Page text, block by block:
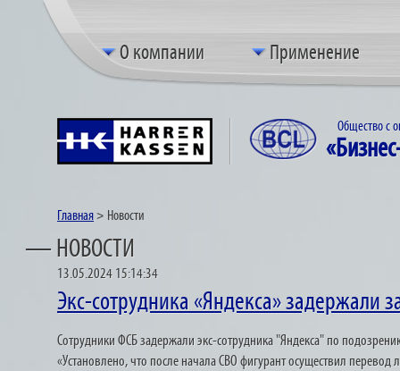
О компании Применение
Общество с
Главная > Новости
— НОВОСТИ
13.05.2024 15:14:34
Экс-сотрудника «Яндекса» задержали
Сотрудники ФСБ задержали экс-сотрудника "Яндекса" по
«Установлено, что после начала СВО фигурант осуществил